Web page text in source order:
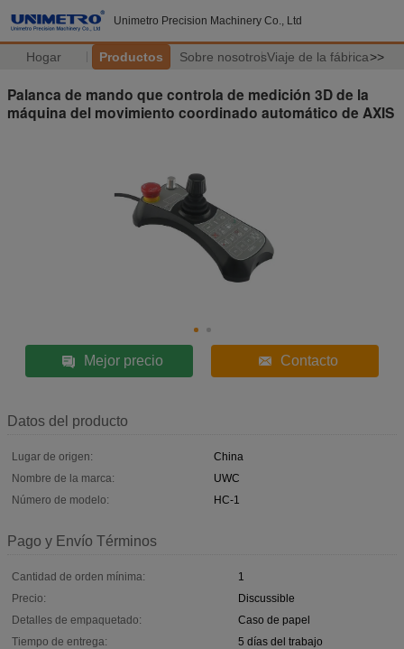
Unimetro Precision Machinery Co., Ltd
Hogar Productos Sobre nosotrosViaje de la fábrica>>
Palanca de mando que controla de medición 3D de la
máquina del movimiento coordinado automático de AXIS
Mejor precio Contacto
Datos del producto
Lugar de origen:
China
Nombre de la marca:
UWC
Número de modelo:
HC-1
Pago y Envío Términos
Cantidad de orden mínima:
1
Precio:
Discussible
Detalles de empaquetado:
Caso de papel
Tiempo de entrega:
5 días del trabajo